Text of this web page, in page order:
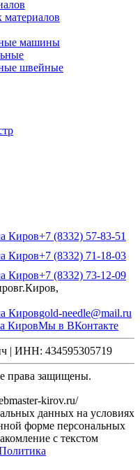
машины
швейные
+7 (8332) 57-83-51
+7 (8332) 71-18-03
+7 (8332) 73-12-09
г.Киров,
gold-needle@mail.ru
Мы в ВКонтакте
| ИНН: 434595305719
права защищены.
данных на условиях
форме персональных
с текстом